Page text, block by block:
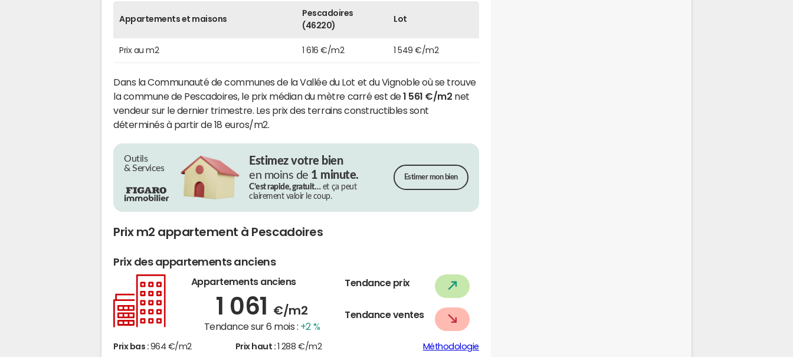
Appartements et maisons
Pescadoires
(46220)
Lot
Prix au m2 1 616 €/m2 1 549 €/m2
Dans la Communauté de communes de la Vallée du Lot et du Vignoble où se trouve
la commune de Pescadoires, le prix médian du mètre carré est de1 561 €/m2 net
vendeur sur le dernier trimestre. Les prix des terrains constructibles sont
déterminés à partir de 18 euros/m2.
Outils
& Services
Estimez votre bien
en moins de 1 minute.
C’est rapide, gratuit…et ça peut
clairement valoir le coup.
Estimer mon bien
Prix m2 appartement à Pescadoires
Prix des appartements anciens
Appartements anciens
1 061 €/m2
Tendance sur 6 mois : +2 %
Tendance prix
Tendance ventes
Prix bas : 964 €/m2 Prix haut : 1 288 €/m2 Méthodologie